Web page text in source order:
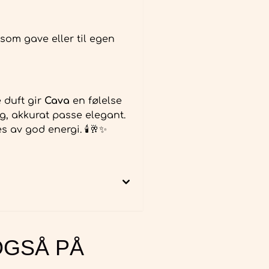
gave eller til egen
duft gir Cava en følelse
akkurat passe elegant.
av god energi. 🕯️🥂✨
PÅ